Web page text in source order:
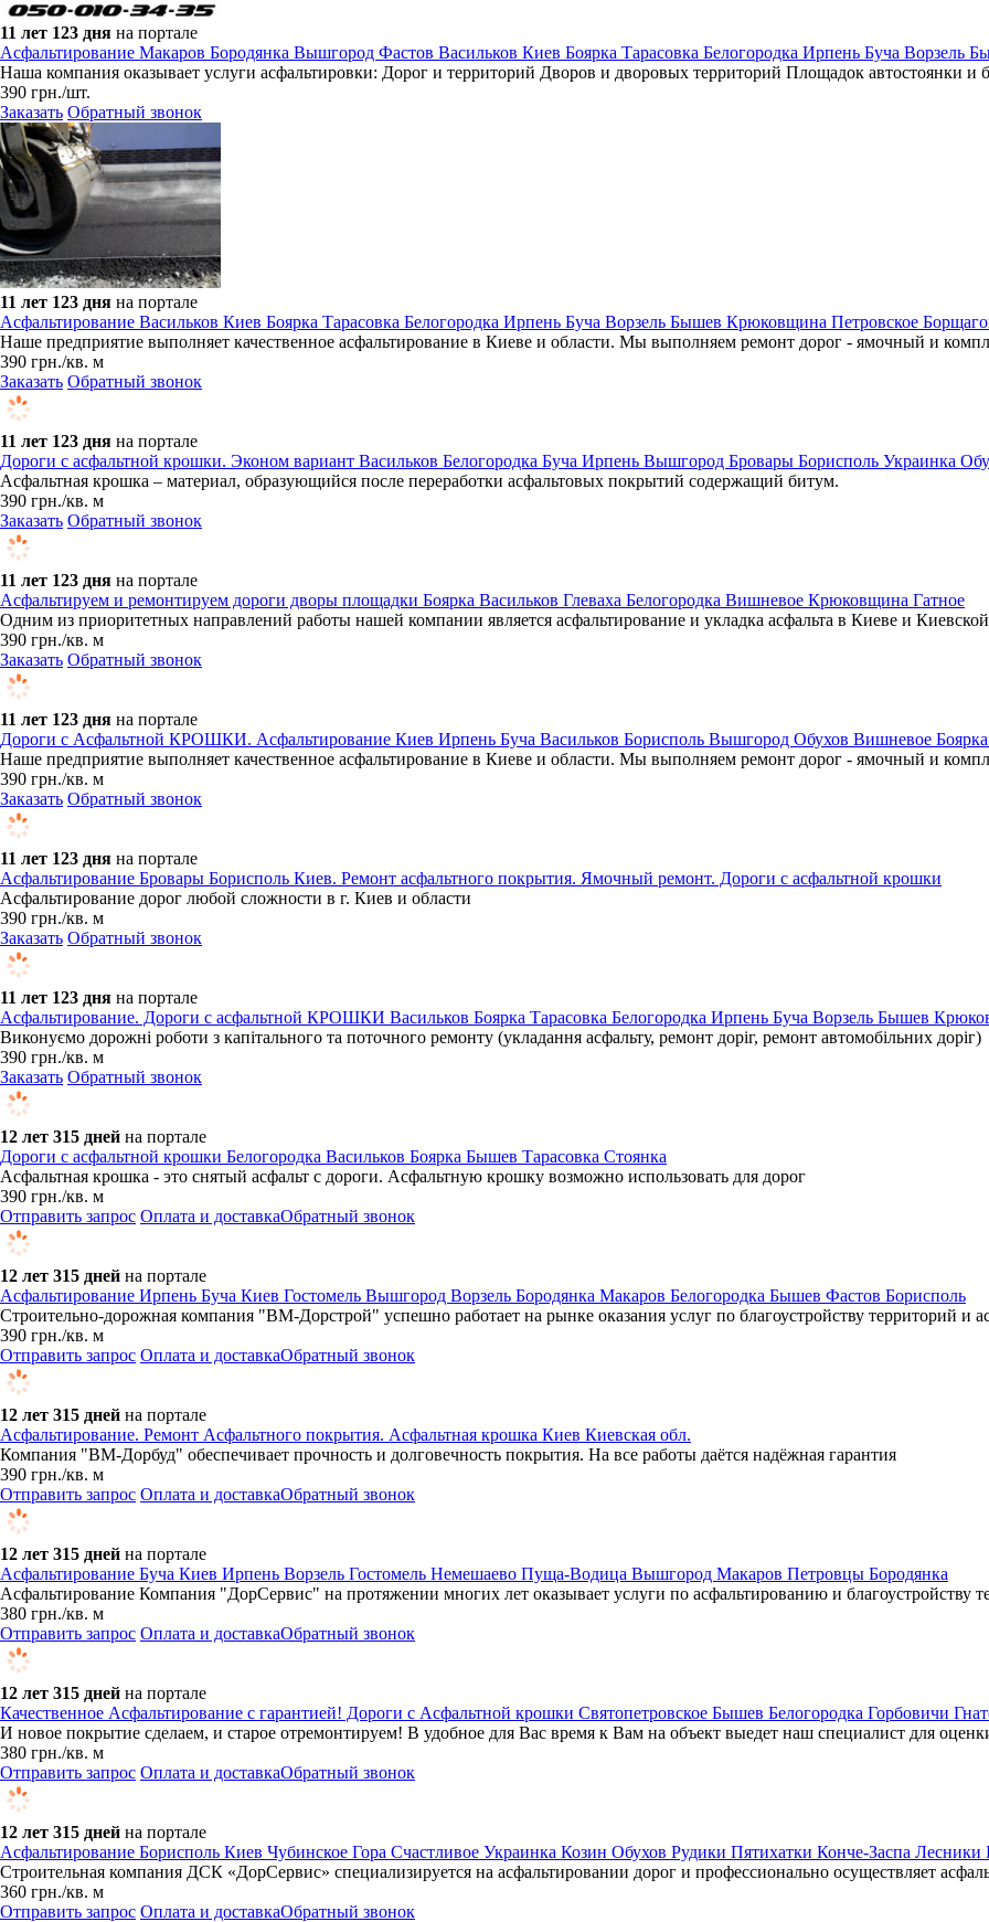
11 лет 123 дня на портале
Асфальтирование Макаров Бородянка Вышгород Фастов Васильков Киев Боярка Тарасовка Белогородка Ирпень Буча Ворзель
Наша компания оказывает услуги асфальтировки: Дорог и территорий Дворов и дворовых территорий Площадок автостоянки и
390 грн./шт.
Заказать Обратный звонок
11 лет 123 дня на портале
Асфальтирование Васильков Киев Боярка Тарасовка Белогородка Ирпень Буча Ворзель Бышев Крюковщина Петровское
Наше предприятие выполняет качественное асфальтирование в Киеве и области. Мы выполняем ремонт дорог - ямочный и
390 грн./кв. м
Заказать Обратный звонок
11 лет 123 дня на портале
Дороги с асфальтной крошки. Эконом вариант Васильков Белогородка Буча Ирпень Вышгород Бровары Борисполь Украинка
Асфальтная крошка – материал, образующийся после переработки асфальтовых покрытий содержащий битум.
390 грн./кв. м
Заказать Обратный звонок
11 лет 123 дня на портале
Асфальтируем и ремонтируем дороги дворы площадки Боярка Васильков Глеваха Белогородка Вишневое Крюковщина Гатное
Одним из приоритетных направлений работы нашей компании является асфальтирование и укладка асфальта в Киеве и
390 грн./кв. м
Заказать Обратный звонок
11 лет 123 дня на портале
Дороги с Асфальтной КРОШКИ. Асфальтирование Киев Ирпень Буча Васильков Борисполь Вышгород Обухов Вишневое
Наше предприятие выполняет качественное асфальтирование в Киеве и области. Мы выполняем ремонт дорог - ямочный и
390 грн./кв. м
Заказать Обратный звонок
11 лет 123 дня на портале
Асфальтирование Бровары Борисполь Киев. Ремонт асфальтного покрытия. Ямочный ремонт. Дороги с асфальтной крошки
Асфальтирование дорог любой сложности в г. Киев и области
390 грн./кв. м
Заказать Обратный звонок
11 лет 123 дня на портале
Асфальтирование. Дороги с асфальтной КРОШКИ Васильков Боярка Тарасовка Белогородка Ирпень Буча Ворзель Бышев
Виконуємо дорожні роботи з капітального та поточного ремонту (укладання асфальту, ремонт доріг, ремонт автомобільних доріг)
390 грн./кв. м
Заказать Обратный звонок
12 лет 315 дней на портале
Дороги с асфальтной крошки Белогородка Васильков Боярка Бышев Тарасовка Стоянка
Асфальтная крошка - это снятый асфальт с дороги. Асфальтную крошку возможно использовать для дорог
390 грн./кв. м
Отправить запрос Оплата и доставкаОбратный звонок
12 лет 315 дней на портале
Асфальтирование Ирпень Буча Киев Гостомель Вышгород Ворзель Бородянка Макаров Белогородка Бышев Фастов Борисполь
Строительно-дорожная компания "ВМ-Дорстрой" успешно работает на рынке оказания услуг по благоустройству территорий и
390 грн./кв. м
Отправить запрос Оплата и доставкаОбратный звонок
12 лет 315 дней на портале
Асфальтирование. Ремонт Асфальтного покрытия. Асфальтная крошка Киев Киевская обл.
Компания "ВМ-Дорбуд" обеспечивает прочность и долговечность покрытия. На все работы даётся надёжная гарантия
390 грн./кв. м
Отправить запрос Оплата и доставкаОбратный звонок
12 лет 315 дней на портале
Асфальтирование Буча Киев Ирпень Ворзель Гостомель Немешаево Пуща-Водица Вышгород Макаров Петровцы Бородянка
​Асфальтирование Компания "ДорСервис" на протяжении многих лет оказывает услуги по асфальтированию и благоустройству
380 грн./кв. м
Отправить запрос Оплата и доставкаОбратный звонок
12 лет 315 дней на портале
Качественное Асфальтирование с гарантией! Дороги с Асфальтной крошки Святопетровское Бышев Белогородка Горбовичи
И новое покрытие сделаем, и старое отремонтируем! В удобное для Вас время к Вам на объект выедет наш специалист для оценки
380 грн./кв. м
Отправить запрос Оплата и доставкаОбратный звонок
12 лет 315 дней на портале
Асфальтирование Борисполь Киев Чубинское Гора Счастливое Украинка Козин Обухов Рудики Пятихатки Конче-Заспа Лесники
Строительная компания ДСК «ДорСервис» специализируется на асфальтировании дорог и профессионально осуществляет
360 грн./кв. м
Отправить запрос Оплата и доставкаОбратный звонок